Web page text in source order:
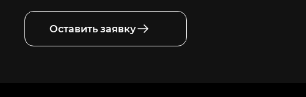
Оставить заявку